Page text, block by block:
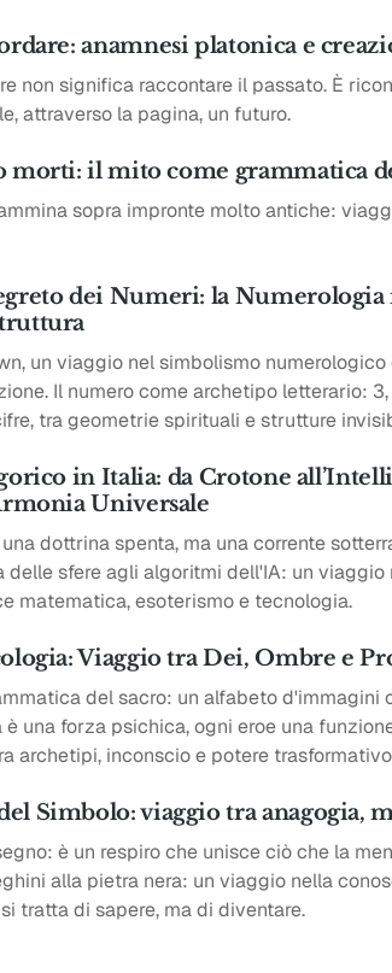
anamnesi platonica e
non significa raccontare il passato. È
attraverso la pagina, un futuro.
morti: il mito come grammatica
sopra impronte molto antiche:
dei Numeri: la Numerologia
un viaggio nel simbolismo
Il numero come archetipo letterario: 3,
tra geometrie spirituali e strutture
in Italia: da Crotone
Universale
dottrina spenta, ma una corrente
delle sfere agli algoritmi dell'IA: un
matematica, esoterismo e tecnologia.
Viaggio tra Dei, Ombre e
del sacro: un alfabeto d'immagini
una forza psichica, ogni eroe una
archetipi, inconscio e potere
Simbolo: viaggio tra anagogia,
è un respiro che unisce ciò che la
alla pietra nera: un viaggio nella
tratta di sapere, ma di diventare.